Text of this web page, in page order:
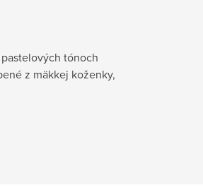
tónoch
z mäkkej koženky,